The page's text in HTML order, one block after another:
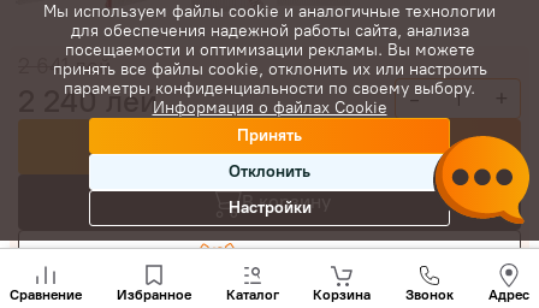
2 641лей
2 240лей - +
Купить сейчас
В корзину
Сравнение Избранное Каталог Корзина Звонок Адрес
нам
+(373)
Мы используем файлы cookie и аналогичные технологии
для обеспечения надежной работы сайта, анализа
посещаемости и оптимизации рекламы. Вы можете
принять все файлы cookie, отклонить их или настроить
параметры конфиденциальности по своему выбору.
Информация о файлах Cookie
Принять
Отклонить
Настройки